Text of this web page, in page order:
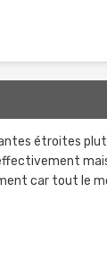
étroites
car tout le